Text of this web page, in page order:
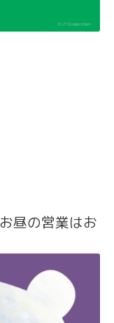
昼の営業はお